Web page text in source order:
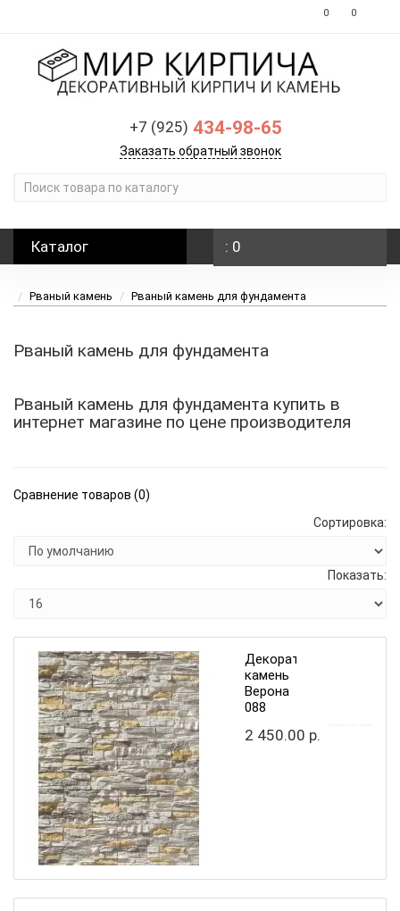
0 0
+7 (925) 434-98-65
Заказать обратный звонок
Каталог : 0
Рваный камень Рваный камень для фундамента
Рваный камень для фундамента
Рваный камень для фундамента купить в
интернет магазине по цене производителя
Сравнение товаров (0)
Сортировка:
Показать:
Декоративный
камень
Верона
088
2 450.00 р.